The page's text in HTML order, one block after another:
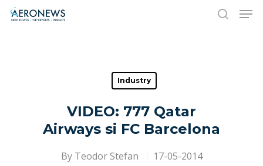
Hit enter to search or ESC to close
Industry
VIDEO: 777 Qatar
Airways si FC Barcelona
By Teodor Stefan 17-05-2014